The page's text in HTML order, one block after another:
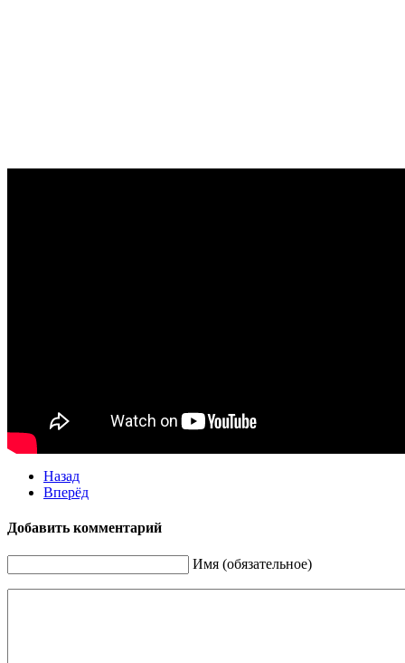
Назад
Вперёд
Добавить комментарий
Имя (обязательное)